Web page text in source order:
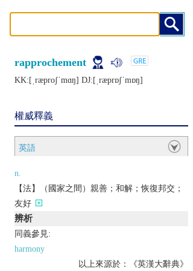
rapprochement
KK:[ˌræproʃˈmɑŋ] DJ:[ˌræprɒʃˈmɒŋ]
權威釋義
英語
n.
【法】（國家之間）親善；和解；恢復邦交；
友好
辨析
同義參見:
harmony
以上來源於：《英漢大辭典》